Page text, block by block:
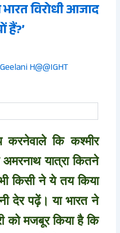
विरोधी आजाद
हैं?’
करनेवाले कि कश्मीर
अमरनाथ यात्रा कितने
किसी ने ये तय किया
देर पढ़ें। या भारत ने
को मजबूर किया है कि